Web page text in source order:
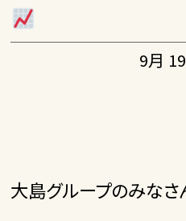
9月
大島グループのみなさ